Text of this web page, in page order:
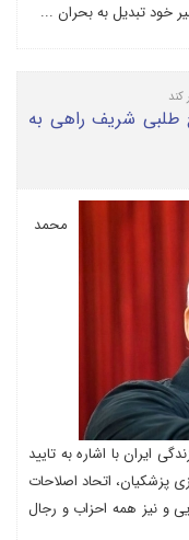
خود تبدیل به بحران ...
طلبی شریف راهی به
محمد
ایران با اشاره به تایید
اتحاد اصلاحات
و نیز همه احزاب و رجال